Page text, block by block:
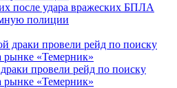
после удара вражеских БПЛА
полиции
провели рейд по поиску
рынке «Темерник»